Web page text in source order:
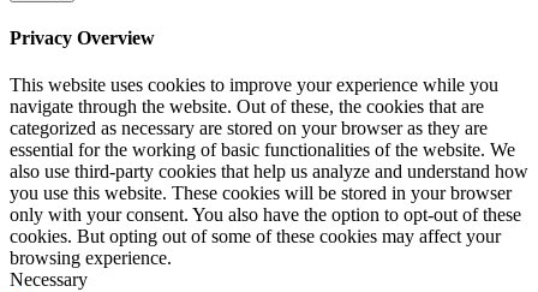
Privacy Overview
This website uses cookies to improve your experience while you
navigate through the website. Out of these, the cookies that are
categorized as necessary are stored on your browser as they are
essential for the working of basic functionalities of the website. We
also use third-party cookies that help us analyze and understand how
you use this website. These cookies will be stored in your browser
only with your consent. You also have the option to opt-out of these
cookies. But opting out of some of these cookies may affect your
browsing experience.
Necessary